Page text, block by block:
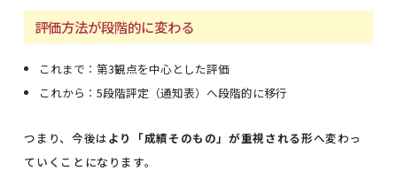
評価方法が段階的に変わる
これまで：第3観点を中心とした評価
これから：5段階評定（通知表）へ段階的に移行
つまり、今後はより「成績そのもの」が重視される形へ変わっ
ていくことになります。